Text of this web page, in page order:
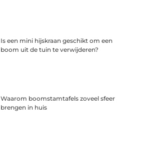
Is een mini hijskraan geschikt om een
boom uit de tuin te verwijderen?
Waarom boomstamtafels zoveel sfeer
brengen in huis